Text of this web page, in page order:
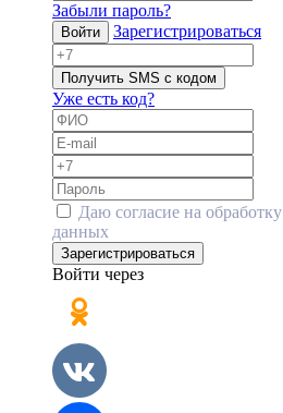
Забыли пароль?
Войти Зарегистрироваться
Получить SMS с кодом
Уже есть код?
Даю согласие на обработку
данных
Зарегистрироваться
Войти через